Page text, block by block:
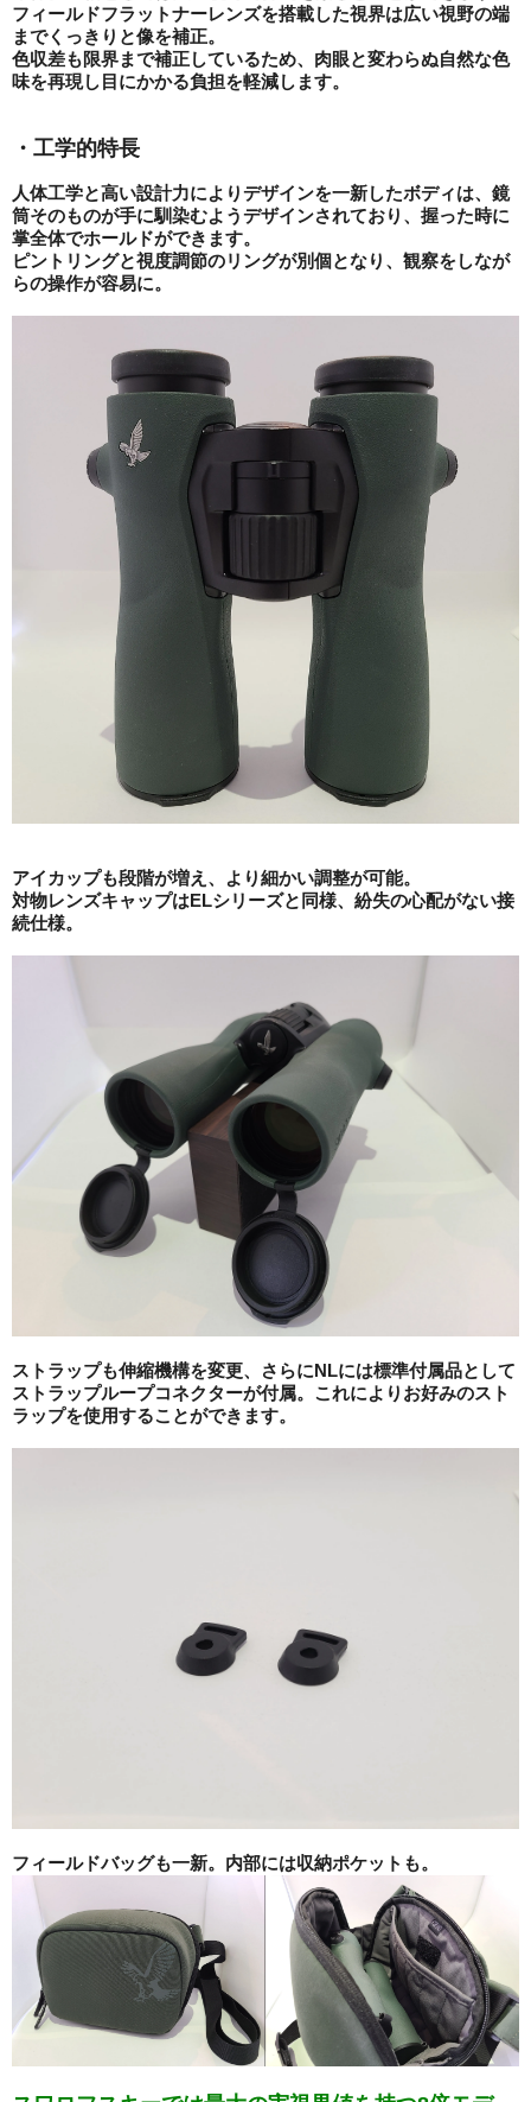
フィールドフラットナーレンズを搭載した視界は広い視野の端
までくっきりと像を補正。
色収差も限界まで補正しているため、 肉眼と変わらぬ自然な色
味を再現し目にかかる負担を軽減します。
・工学的特長
人体工学と高い設計力によりデザインを一新したボディは、鏡
筒そのものが手に馴染むようデザインされており、握った時に
掌全体でホールドができます。
ピントリングと視度調節のリングが別個となり、観察をしなが
らの操作が容易に。
アイカップも段階が増え、より細かい調整が可能。
対物レンズキャップはELシリーズと同様、紛失の心配がない接
続仕様。
ストラップも伸縮機構を変更、さらにNLには標準付属品として
ストラップループコネクターが付属。これによりお好みのスト
ラップを使用することができます。
フィールドバッグも一新。内部には収納ポケットも。